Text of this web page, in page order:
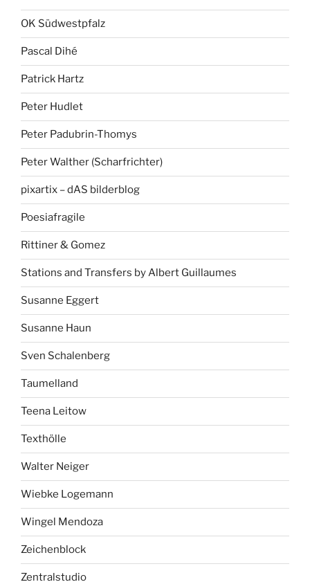
OK Südwestpfalz
Pascal Dihé
Patrick Hartz
Peter Hudlet
Peter Padubrin-Thomys
Peter Walther (Scharfrichter)
pixartix – dAS bilderblog
Poesiafragile
Rittiner & Gomez
Stations and Transfers by Albert Guillaumes
Susanne Eggert
Susanne Haun
Sven Schalenberg
Taumelland
Teena Leitow
Texthölle
Walter Neiger
Wiebke Logemann
Wingel Mendoza
Zeichenblock
Zentralstudio